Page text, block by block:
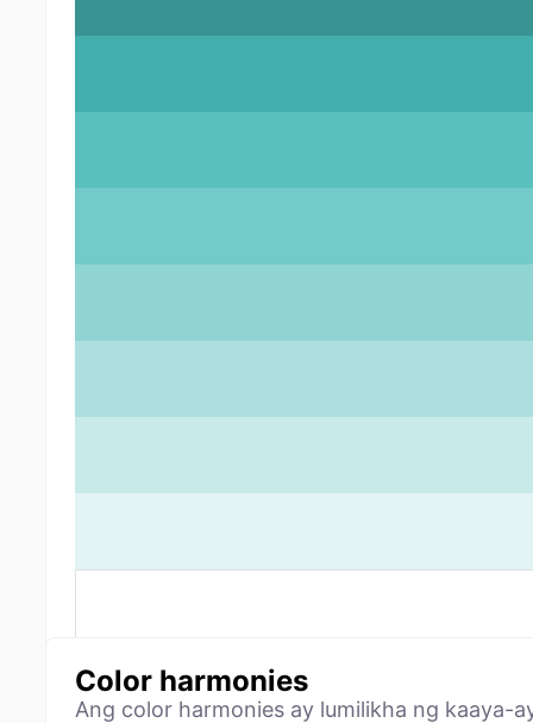
Color harmonies
Ang color harmonies ay lumilikha ng kaaya-